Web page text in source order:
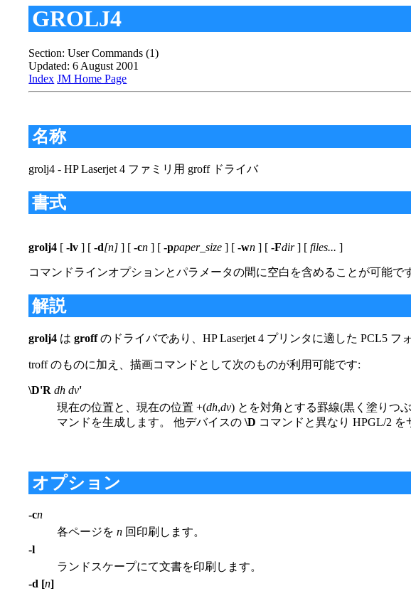
GROLJ4
Section: User Commands (1)
Updated: 6 August 2001
Index JM Home Page
名称
grolj4 - HP Laserjet 4 ファミリ用 groff ドライバ
書式
grolj4 [-lv ] [-d[n] ] [-cn ] [-ppaper_size ] [-wn ] [-Fdir] [files... ]
コマンドラインオプションとパラメータの間に空白を含めることが可能で
解説
grolj4 はgroffのドライバであり、HP Laserjet 4 プリンタに適した PCL5 フ
troff のものに加え、描画コマンドとして次のものが利用可能です:
\D'Rdh dv'
現在の位置と、現在の位置 +(dh,dv) とを対角とする罫線(黒く塗りつ
マンドを生成します。 他デバイスの\D コマンドと異なり HPGL/2
オプション
-cn
各ページをn 回印刷します。
-l
ランドスケープにて文書を印刷します。
-d [n]